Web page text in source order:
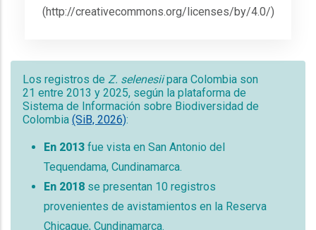
(http://creativecommons.org/licenses/by/4.0/)
Los registros de Z. selenesiipara Colombia son
21 entre 2013 y 2025, según la plataforma de
Sistema de Información sobre Biodiversidad de
Colombia (SiB, 2026):
En 2013 fue vista en San Antonio del
Tequendama, Cundinamarca.
En 2018 se presentan 10 registros
provenientes de avistamientos en la Reserva
Chicaque, Cundinamarca.